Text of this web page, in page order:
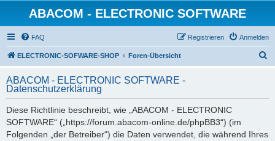
ABACOM - ELECTRONIC SOFTWARE
FAQ Anmelden
Registrieren
ELECTRONIC-SOFWARE-SHOP Foren-Übersicht
h
ABACOM - ELECTRONIC SOFTWARE -
Datenschutzerklärung
Diese Richtlinie beschreibt, wie „ABACOM - ELECTRONIC
SOFTWARE“ („https://forum.abacom-online.de/phpBB3“) (im
Folgenden „der Betreiber“) die Daten verwendet, die während Ihres